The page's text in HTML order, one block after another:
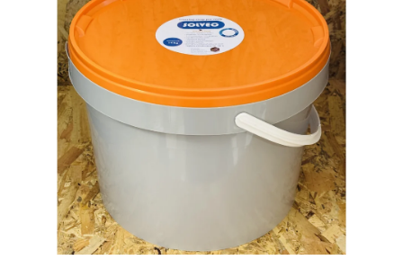
VÝROBKY Z VOSKU
DOPLNKY KU VČELÍM PRODUKTOM
MEDOVÉ CUKROVINKY
SLUŽBY VČELÁRA
DARČEKOVÝ POUKAZ